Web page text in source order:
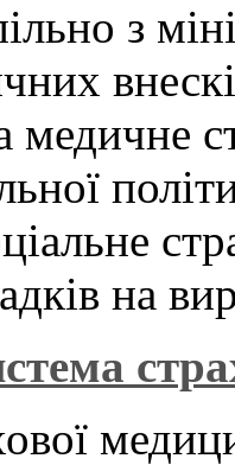
з
медичне
на